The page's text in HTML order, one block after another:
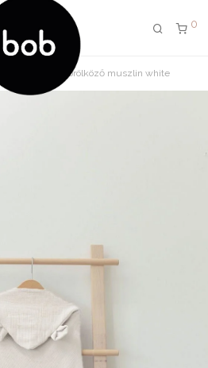
0
Macis kapucnis törölköző muszlin white